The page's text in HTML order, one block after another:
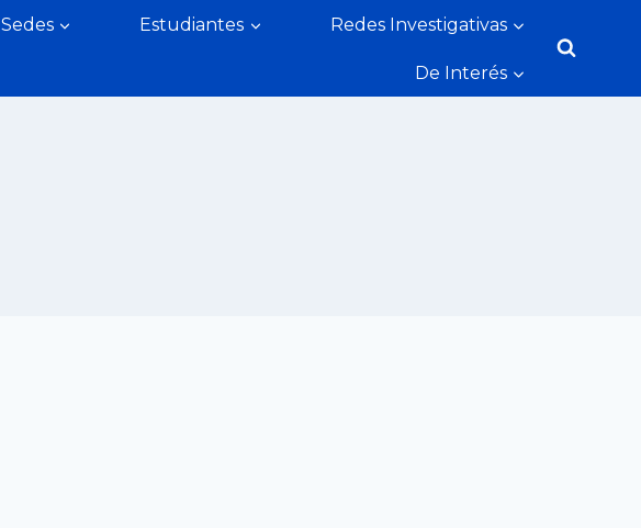
Sedes Estudiantes Redes Investigativas
De Interés